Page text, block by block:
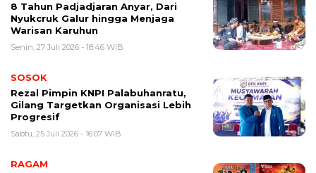
8 Tahun Padjadjaran Anyar, Dari
Nyukcruk Galur hingga Menjaga
Warisan Karuhun
Senin, 27 Juli 2026 - 18:46 WIB
SOSOK
Rezal Pimpin KNPI Palabuhanratu,
Gilang Targetkan Organisasi Lebih
Progresif
Sabtu, 25 Juli 2026 - 16:07 WIB
RAGAM